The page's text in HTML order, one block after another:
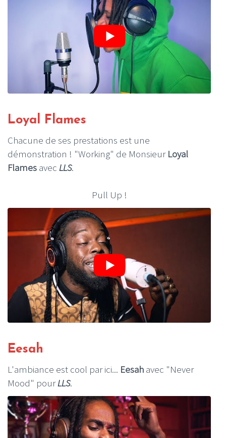
Loyal Flames
Chacune de ses prestations est une
démonstration ! "Working" de Monsieur Loyal
Flames avec LLS.
Pull Up !
Eesah
L'ambiance est cool par ici... Eesah avec "Never
Mood" pourLLS.